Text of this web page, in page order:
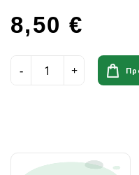
8,50 €